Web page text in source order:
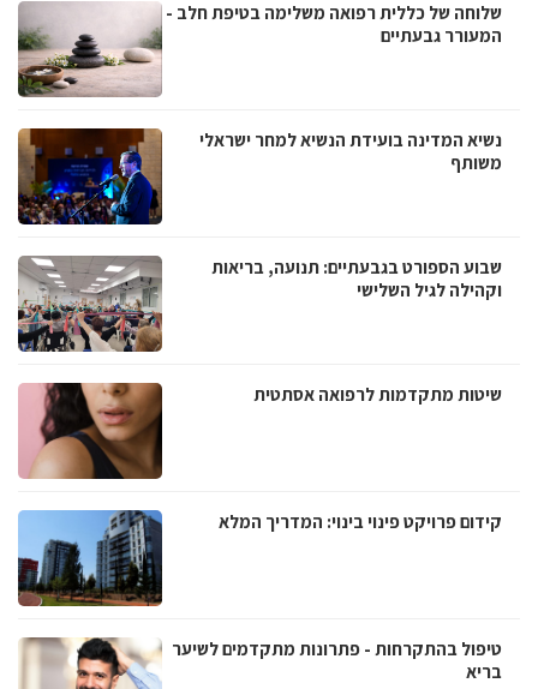
שלוחה של כללית רפואה משלימה בטיפת חלב -
המעורר גבעתיים
נשיא המדינה בועידת הנשיא למחר ישראלי
משותף
שבוע הספורט בגבעתיים: תנועה, בריאות
וקהילה לגיל השלישי
שיטות מתקדמות לרפואה אסתטית
קידום פרויקט פינוי בינוי: המדריך המלא
טיפול בהתקרחות - פתרונות מתקדמים לשיער
בריא